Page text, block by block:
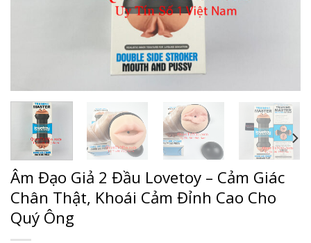
Âm Đạo Giả 2 Đầu Lovetoy – Cảm Giác
Chân Thật, Khoái Cảm Đỉnh Cao Cho
Quý Ông